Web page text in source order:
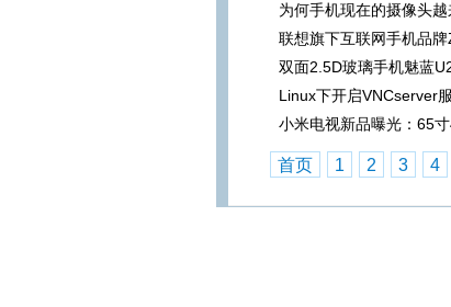
为何手机现在的摄像头
联想旗下互联网手机品
双面2.5D玻璃手机魅蓝
Linux下开启VNCserver
小米电视新品曝光：65
首页 1 2 3 4